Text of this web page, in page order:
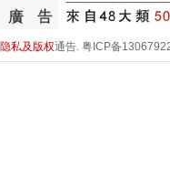
隐私及版权通告. 粤ICP备